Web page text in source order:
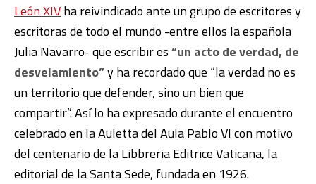
León XIVha reivindicado ante un grupo de escritores y
escritoras de todo el mundo -entre ellos la española
Julia Navarro- que escribir es“un acto de verdad, de
desvelamiento”y ha recordado que “la verdad no es
un territorio que defender, sino un bien que
compartir”. Así lo ha expresado durante el encuentro
celebrado en la Auletta del Aula Pablo VI con motivo
del centenario de la Libbreria Editrice Vaticana, la
editorial de la Santa Sede, fundada en 1926.